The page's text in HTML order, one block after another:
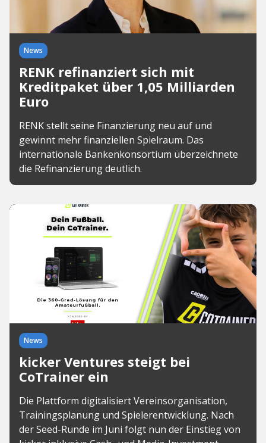
News
RENK refinanziert sich mit
Kreditpaket über 1,05 Milliarden
Euro
RENK stellt seine Finanzierung neu auf und
gewinnt mehr finanziellen Spielraum. Das
internationale Bankenkonsortium überzeichnete
die Refinanzierung deutlich.
News
kicker Ventures steigt bei
CoTrainer ein
Die Plattform digitalisiert Vereinsorganisation,
Trainingsplanung und Spielerentwicklung. Nach
der Seed-Runde im Juni folgt nun der Einstieg von